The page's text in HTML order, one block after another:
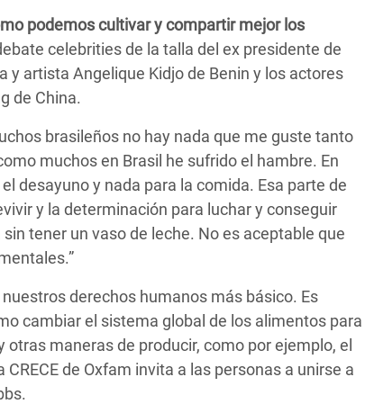
podemos cultivar y compartir mejor los
celebrities de la talla del ex presidente de
y artista Angelique Kidjo de Benin y los actores
de China.
brasileños no hay nada que me guste tanto
muchos en Brasil he sufrido el hambre. En
desayuno y nada para la comida. Esa parte de
y la determinación para luchar y conseguir
tener un vaso de leche. No es aceptable que
derechos humanos más básico. Es
cambiar el sistema global de los alimentos para
maneras de producir, como por ejemplo, el
de Oxfam invita a las personas a unirse a